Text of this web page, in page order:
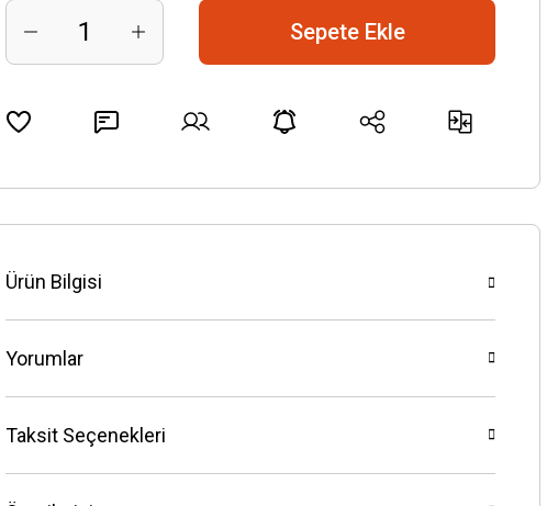
Sepete Ekle
Ürün Bilgisi
Yorumlar
Taksit Seçenekleri